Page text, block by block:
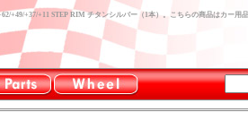
+49/+37/+11 STEP RIM チタンシルバー（1本）。こちらの商品はカー用